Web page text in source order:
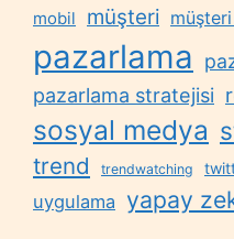
mobil müşteri
pazarlama
pazarlama stratejisi
sosyal medya
trend trendwatching
uygulama yapay